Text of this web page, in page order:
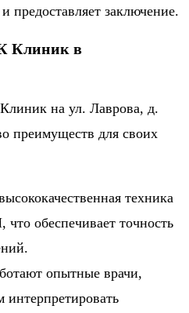
предоставляет заключение.
Клиник в
на ул. Лаврова, д.
преимуществ для своих
техника
обеспечивает точность
опытные врачи,
интерпретировать